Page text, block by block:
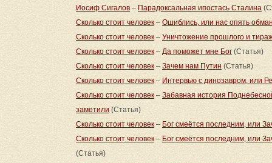
Иосиф Сигалов –Парадоксальная ипостась Сталина
Сколько стоит человек– Ошиблись, или нас опять
Сколько стоит человек– Уничтожение прошлого и
Сколько стоит человек– Да поможет мне Бог (Статья)
Сколько стоит человек – Зачем нам Путин (Статья)
Сколько стоит человек– Интервью с динозавром, или
Сколько стоит человек – Забавная история
заметили (Статья)
Сколько стоит человек– Бог смеётся последним, или
Сколько стоит человек– Бог смеётся последним, или
(Статья)